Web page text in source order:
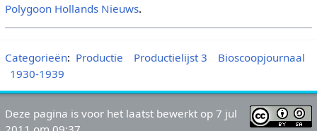
Polygoon Hollands Nieuws.
Categorieën: Productie Productielijst 3
Bioscoopjournaal
1930-1939
Deze pagina is voor het laatst bewerkt op 7 jul